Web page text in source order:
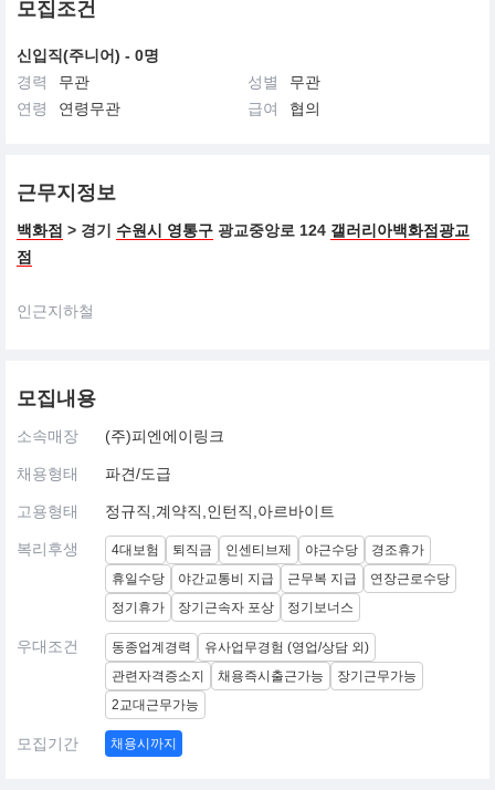
모집조건
신입직(주니어) - 0명
경력
무관 성별
무관
연령
연령무관 급여 협의
근무지정보
백화점 > 경기 수원시 영통구 광교중앙로 124 갤러리아백화점광교
점
인근지하철
모집내용
소속매장 (주)피엔에이링크
채용형태 파견/도급
고용형태 정규직,계약직,인턴직,아르바이트
복리후생 4대보험 퇴직금 인센티브제 야근수당
경조휴가
휴일수당
야간교통비 지급 근무복 지급
연장근로수당
정기휴가
장기근속자 포상 정기보너스
우대조건 동종업계경력
유사업무경험 (영업/상담 외)
관련자격증소지
채용즉시출근가능
장기근무가능
2교대근무가능
모집기간 채용시까지